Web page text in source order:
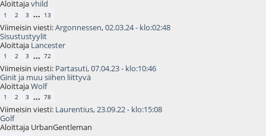
Aloittajavhild
1 2 3 ... 13
Viimeisin viesti:Argonnessen,02.03.24 - klo:02:48
Sisustustyylit
Aloittaja Lancester
1 2 3 ... 72
Viimeisin viesti: Partasuti,07.04.23 - klo:10:46
Ginit ja muu siihen liittyvä
AloittajaWolf
1 2 3 ... 78
Viimeisin viesti: Laurentius,23.09.22 - klo:15:08
Golf
Aloittaja UrbanGentleman